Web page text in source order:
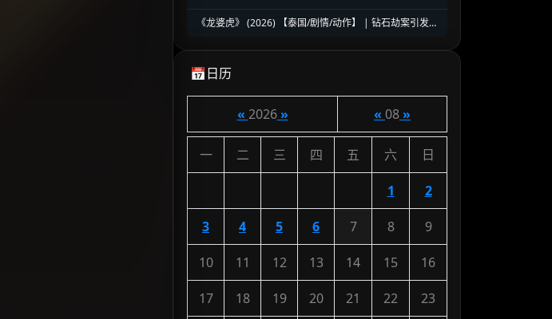
《龙婆虎》 (2026) 【泰国/剧情/动作】 | 钻石劫案引发的
📅日历
« 2026» « 08»
一 二 三 四 五 六 日
1 2
3 4 5 6 7 8 9
10 11 12 13 14 15 16
17 18 19 20 21 22 23